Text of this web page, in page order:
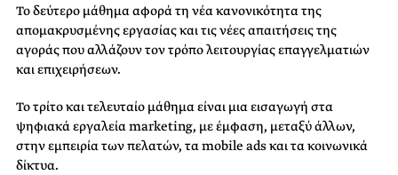
Το δεύτερο μάθημα αφορά τη νέα κανονικότητα της
απομακρυσμένης εργασίας και τις νέες απαιτήσεις της
αγοράς που αλλάζουν τον τρόπο λειτουργίας επαγγελματιών
και επιχειρήσεων.
Το τρίτο και τελευταίο μάθημα είναι μια εισαγωγή στα
ψηφιακά εργαλεία marketing, με έμφαση, μεταξύ άλλων,
στην εμπειρία των πελατών, τα mobile ads και τα κοινωνικά
δίκτυα.